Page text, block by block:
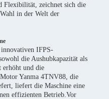
Flexibilität, zeichnet sich die
in der Welt der
IFPS-
die Aushubkapazität als
erhöht und die
Yanma 4TNV88, die
liefert die Maschine eine
effizienten Betrieb.Vor